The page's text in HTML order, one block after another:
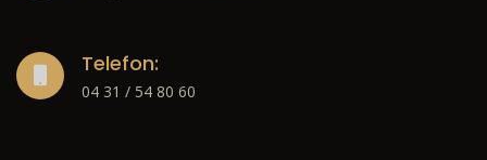
Telefon:
04 31 / 54 80 60